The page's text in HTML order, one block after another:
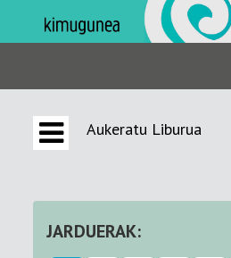
Aukeratu Liburua
JARDUERAK: